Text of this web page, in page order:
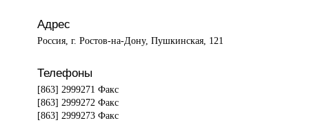
Адрес
Россия, г. Ростов-на-Дону, Пушкинская, 121
Телефоны
[863] 2999271 Факс
[863] 2999272 Факс
[863] 2999273 Факс